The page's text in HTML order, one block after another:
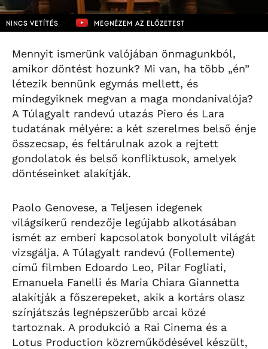
NINCS VETÍTÉS MEGNÉZEM AZ ELŐZETEST
Mennyit ismerünk valójában önmagunkból,
amikor döntést hozunk? Mi van, ha több „én”
létezik bennünk egymás mellett, és
mindegyiknek megvan a maga mondanivalója?
A Túlagyalt randevú utazás Piero és Lara
tudatának mélyére: a két szerelmes belső énje
összecsap, és feltárulnak azok a rejtett
gondolatok és belső konfliktusok, amelyek
döntéseinket alakítják.
Paolo Genovese, a Teljesen idegenek
világsikerű rendezője legújabb alkotásában
ismét az emberi kapcsolatok bonyolult világát
vizsgálja. A Túlagyalt randevú (Follemente)
című filmben Edoardo Leo, Pilar Fogliati,
Emanuela Fanelli és Maria Chiara Giannetta
alakítják a főszerepeket, akik a kortárs olasz
színjátszás legnépszerűbb arcai közé
tartoznak. A produkció a Rai Cinema és a
Lotus Production közreműködésével készült,